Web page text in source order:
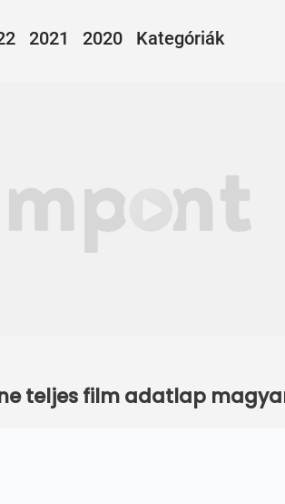
2021 2020 Kategóriák
teljes film adatlap